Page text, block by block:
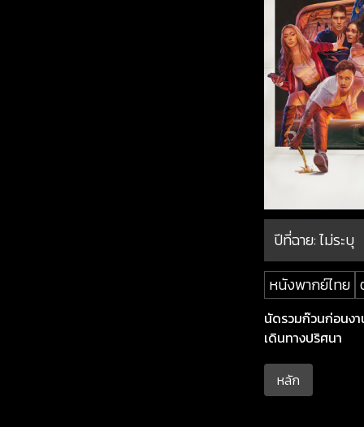
ปีที่ฉาย:ไม่ระบุ
หนังพากย์ไทย
นัดรวมก๊วนก่อนง
เดินทางปริศนา
หลัก